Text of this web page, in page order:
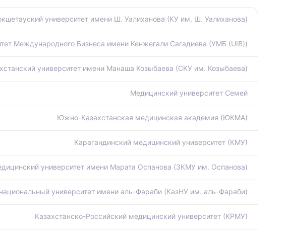
университет имени Ш. Уалиханова (КУ им. Ш. Уалиханова)
Международного Бизнеса имени Кенжегали Сагадиева (УМБ (UIB))
университет имени Манаша Козыбаева (СКУ им. Козыбаева)
Медицинский университет Семей
Южно-Казахстанская медицинская академия (ЮКМА)
Карагандинский медицинский университет (КМУ)
университет имени Марата Оспанова (ЗКМУ им. Оспанова)
университет имени аль-Фараби (КазНУ им. аль-Фараби)
Казахстанско-Российский медицинский университет (КРМУ)